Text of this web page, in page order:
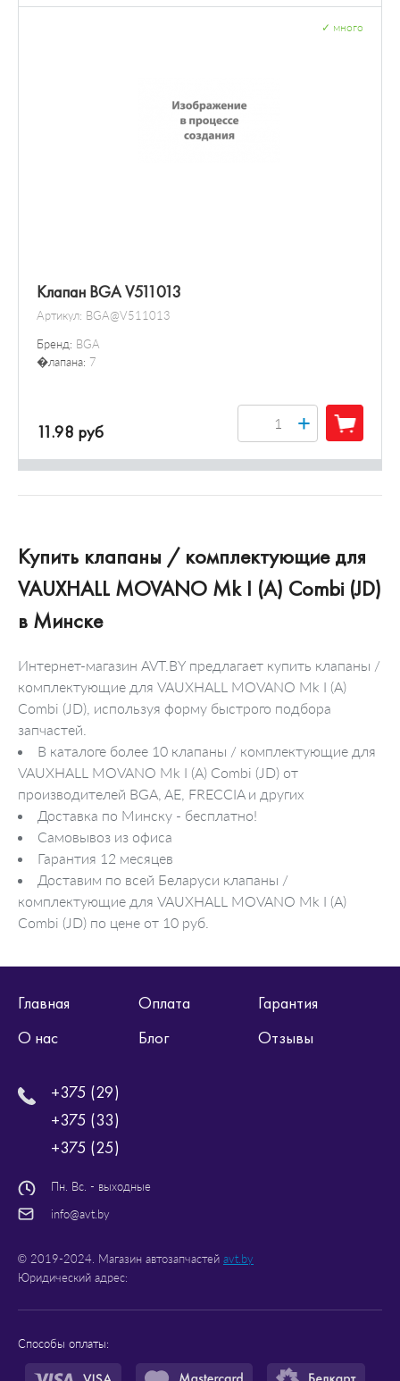
Клапан BGA V511013
Артикул: BGA@V511013
Бренд: BGA
�лапана: 7
много
11.98 руб +
Купить клапаны / комплектующие для
VAUXHALL MOVANO Mk I (A) Combi (JD)
в Минске
Интернет-магазин AVT.BY предлагает купить клапаны /
комплектующие для VAUXHALL MOVANO Mk I (A)
Combi (JD), используя форму быстрого подбора
запчастей.
В каталоге более 10 клапаны / комплектующие для
VAUXHALL MOVANO Mk I (A) Combi (JD) от
производителей BGA, AE, FRECCIA и других
Доставка по Минску - бесплатно!
Самовывоз из офиса
Гарантия 12 месяцев
Доставим по всей Беларуси клапаны /
комплектующие для VAUXHALL MOVANO Mk I (A)
Combi (JD) по цене от 10 руб.
Главная Оплата
Гарантия
О нас
Блог Отзывы
+375 (29)
+375 (33)
+375 (25)
Пн. Вс. - выходные
info@avt.by
© 2019-2024. Магазин автозапчастей avt.by
Юридический адрес:
Способы оплаты: